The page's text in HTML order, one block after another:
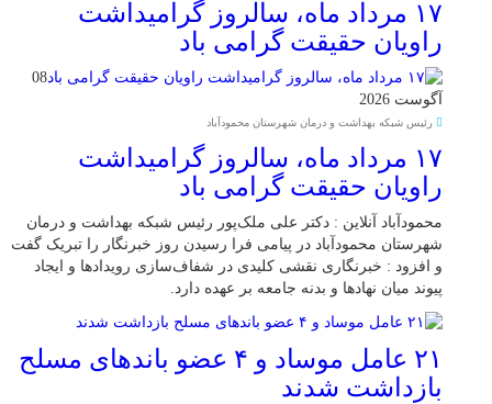
۱۷ مرداد ماه، سالروز گرامیداشت
راویان حقیقت گرامی باد
08
آگوست 2026
رئیس شبکه بهداشت و درمان شهرستان محمودآباد
۱۷ مرداد ماه، سالروز گرامیداشت
راویان حقیقت گرامی باد
محمودآباد آنلاین : دکتر علی ملک‌پور رئیس شبکه بهداشت و درمان
شهرستان محمودآباد در پیامی فرا رسیدن روز خبرنگار را تبریک گفت
و افزود : خبرنگاری نقشی کلیدی در شفاف‌سازی رویدادها و ایجاد
پیوند میان نهادها و بدنه جامعه بر عهده دارد.
۲۱ عامل موساد و ۴ عضو باند‌های مسلح
بازداشت شدند